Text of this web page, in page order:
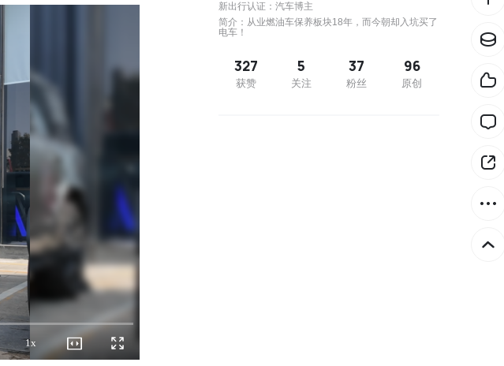
1x
播
放
屏
新出行认证：汽车博主
简介：从业燃油车保养板块18年，而今朝却入坑买了
电车！
327
获赞
5
关注
37
粉丝
96
原创